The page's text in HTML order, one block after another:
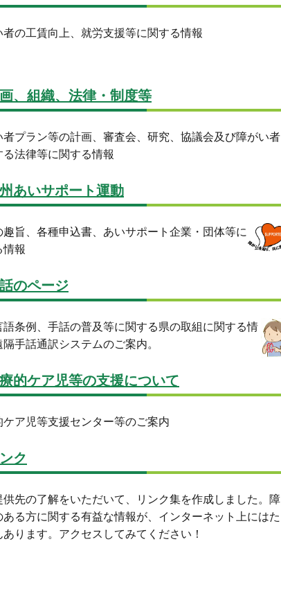
者の工賃向上、就労支援等に関する情報
、組織、法律・制度等
者プラン等の計画、審査会、研究、協議会及び障がい者
る法律等に関する情報
あいサポート運動
趣旨、各種申込書、あいサポート企業・団体等に
情報
のページ
語条例、手話の普及等に関する県の取組に関する情
手話通訳システムのご案内。
的ケア児等の支援について
ケア児等支援センター等のご案内
ク
供先の了解をいただいて、リンク集を作成しました。障
ある方に関する有益な情報が、インターネット上にはた
あります。アクセスしてみてください！